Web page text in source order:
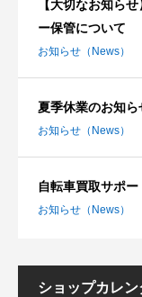
【大切なお知ら
ー保管について
お知らせ（News）
夏季休業のお知ら
お知らせ（News）
自転車買取サポ
お知らせ（News）
ショップカレ